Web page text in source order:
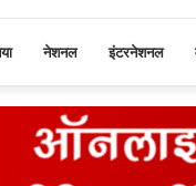
नेशनल इंटरनेशनल